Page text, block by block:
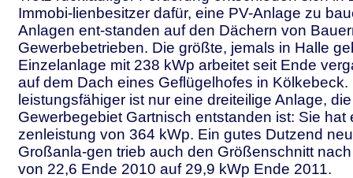
Immobi-lienbesitzer dafür, eine PV-Anlage zu
Anlagen ent-standen auf den Dächern von
Gewerbebetrieben. Die größte, jemals in Halle
Einzelanlage mit 238 kWp arbeitet seit Ende
auf dem Dach eines Geflügelhofes in Kölkebeck.
leistungsfähiger ist nur eine dreiteilige Anlage,
Gewerbegebiet Gartnisch entstanden ist: Sie hat
zenleistung von 364 kWp. Ein gutes Dutzend
Großanla-gen trieb auch den Größenschnitt
von 22,6 Ende 2010 auf 29,9 kWp Ende 2011.